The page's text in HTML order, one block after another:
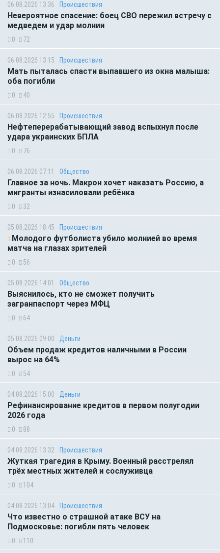
06.08.2026 13:36 Происшествия
Невероятное спасение: боец СВО пережил встречу с
медведем и удар молнии
0 72
06.08.2026 13:15 Происшествия
Мать пыталась спасти выпавшего из окна малыша:
оба погибли
0 40
06.08.2026 12:55 Происшествия
Нефтеперерабатывающий завод вспыхнул после
удара украинских БПЛА
0 76
06.08.2026 07:11 Общество
Главное за ночь. Макрон хочет наказать Россию, а
мигранты изнасиловали ребёнка
0 32
05.08.2026 18:45 Происшествия
Молодого футболиста убило молнией во время
матча на глазах зрителей
0 56
05.08.2026 14:01 Общество
Выяснилось, кто не сможет получить
загранпаспорт через МФЦ
0 64
05.08.2026 09:00 Деньги
Объем продаж кредитов наличными в России
вырос на 64%
0 54
04.08.2026 15:00 Деньги
Рефинансирование кредитов в первом полугодии
2026 года
0 88
04.08.2026 13:32 Происшествия
Жуткая трагедия в Крыму. Военный расстрелял
трёх местных жителей и сослуживца
0 104
04.08.2026 13:04 Происшествия
Что известно о страшной атаке ВСУ на
Подмосковье: погибли пять человек
0 110